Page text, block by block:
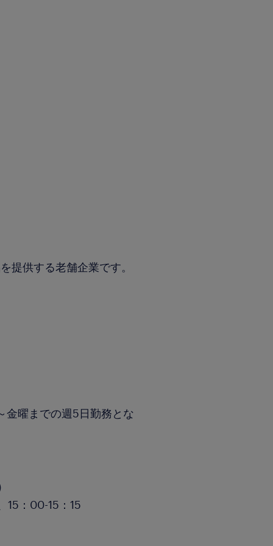
提供する老舗企業です。
金曜までの週5日勤務とな
15：00-15：15